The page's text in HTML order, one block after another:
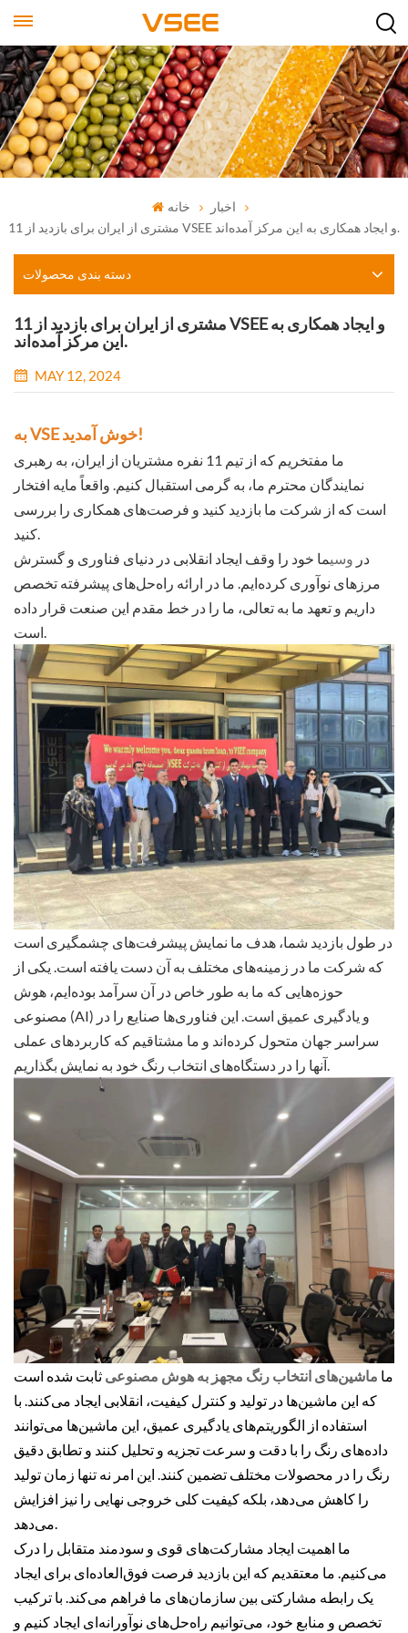
خانه
اخبار
11 مشتری از ایران برای بازدید از VSEE و ایجاد همکاری به این مرکز آمده‌اند.
دسته بندی محصولات
11 مشتری از ایران برای بازدید از VSEE و ایجاد همکاری به
این مرکز آمده‌اند.
MAY 12, 2024
به VSE خوش آمدید!
ما مفتخریم که از تیم 11 نفره مشتریان از ایران، به رهبری
نمایندگان محترم ما، به گرمی استقبال کنیم. واقعاً مایه افتخار
است که از شرکت ما بازدید کنید و فرصت‌های همکاری را بررسی
در وسیما خود را وقف ایجاد انقلابی در دنیای فناوری و گسترش
مرزهای نوآوری کرده‌ایم. ما در ارائه راه‌حل‌های پیشرفته تخصص
داریم و تعهد ما به تعالی، ما را در خط مقدم این صنعت قرار داده
در طول بازدید شما، هدف ما نمایش پیشرفت‌های چشمگیری است
که شرکت ما در زمینه‌های مختلف به آن دست یافته است. یکی از
حوزه‌هایی که ما به طور خاص در آن سرآمد بوده‌ایم، هوش
مصنوعی (AI) و یادگیری عمیق است. این فناوری‌ها صنایع را در
سراسر جهان متحول کرده‌اند و ما مشتاقیم که کاربردهای عملی
آنها را در دستگاه‌های انتخاب رنگ خود به نمایش بگذاریم.
ما ماشین‌های انتخاب رنگ مجهز به هوش مصنوعی ثابت شده است
که این ماشین‌ها در تولید و کنترل کیفیت، انقلابی ایجاد می‌کنند. با
استفاده از الگوریتم‌های یادگیری عمیق، این ماشین‌ها می‌توانند
داده‌های رنگ را با دقت و سرعت تجزیه و تحلیل کنند و تطابق دقیق
رنگ را در محصولات مختلف تضمین کنند. این امر نه تنها زمان تولید
را کاهش می‌دهد، بلکه کیفیت کلی خروجی نهایی را نیز افزایش
ما اهمیت ایجاد مشارکت‌های قوی و سودمند متقابل را درک
می‌کنیم. ما معتقدیم که این بازدید فرصت فوق‌العاده‌ای برای ایجاد
یک رابطه مشارکتی بین سازمان‌های ما فراهم می‌کند. با ترکیب
تخصص و منابع خود، می‌توانیم راه‌حل‌های نوآورانه‌ای ایجاد کنیم و